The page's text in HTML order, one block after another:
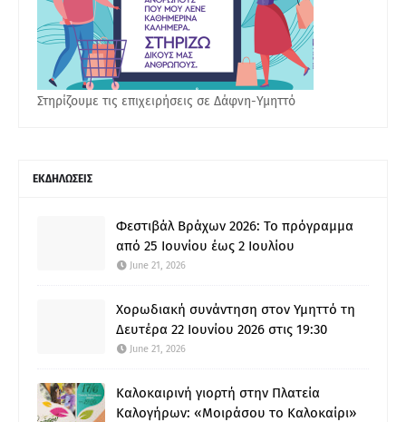
Στηρίζουμε τις επιχειρήσεις σε Δάφνη-Υμηττό
ΕΚΔΗΛΩΣΕΙΣ
Φεστιβάλ Βράχων 2026: Το πρόγραμμα
από 25 Ιουνίου έως 2 Ιουλίου
June 21, 2026
Χορωδιακή συνάντηση στον Υμηττό τη
Δευτέρα 22 Ιουνίου 2026 στις 19:30
June 21, 2026
Καλοκαιρινή γιορτή στην Πλατεία
Καλογήρων: «Μοιράσου το Καλοκαίρι»